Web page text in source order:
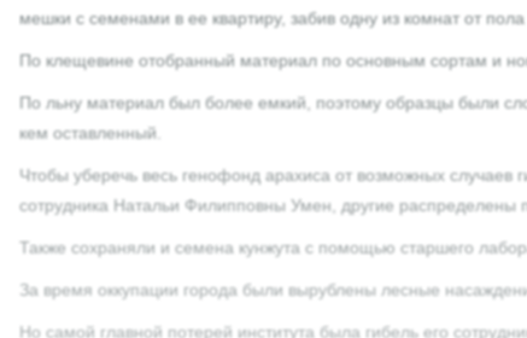
мешки с семенами в ее квартиру, забив одну из комнат от пола
По клещевине отобранный материал по основным сортам и
По льну материал был более емкий, поэтому образцы были
кем оставленный.
Чтобы уберечь весь генофонд арахиса от возможных случаев
сотрудника Натальи Филипповны Умен, другие
Также сохраняли и семена кунжута с помощью старшего
За время оккупации города были вырублены лесные
Но самой главной потерей института была гибель его